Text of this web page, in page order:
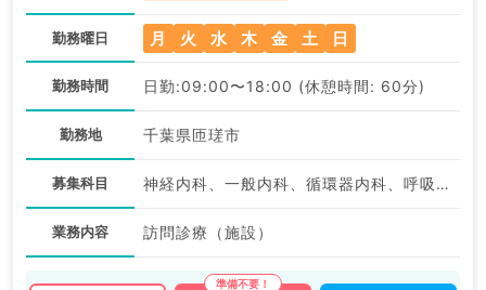
勤務曜日 月 火 水 木 金 土 日
勤務時間 日勤:09:00〜18:00 (休憩時間: 60分)
勤務地 千葉県匝瑳市
募集科目 神経内科、一般内科、循環器内科、呼吸器内科、消化器内科、内分泌・代謝内科、腎臓内科、老年内科、血液内科、膠原病科
業務内容 訪問診療（施設）